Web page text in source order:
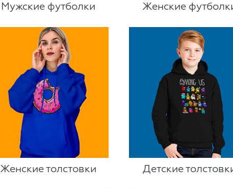
Мужские футболки Женские
Женские толстовки Детские